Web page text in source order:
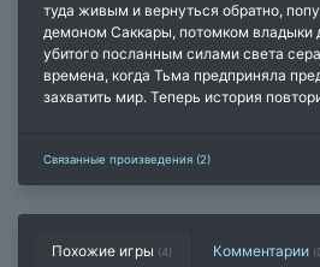
туда живым и вернуться обратно,
демоном Саккары, потомком владыки
убитого посланным силами света
времена, когда Тьма предприняла
захватить мир. Теперь история
Связанные произведения (2)
Похожие игры (4) Комментарии (